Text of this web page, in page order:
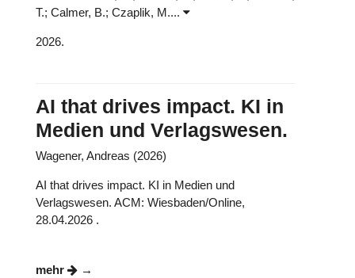
T.; Calmer, B.; Czaplik, M....
2026.
AI that drives impact. KI in
Medien und Verlagswesen.
Wagener, Andreas (2026)
AI that drives impact. KI in Medien und
Verlagswesen. ACM: Wiesbaden/Online,
28.04.2026 .
mehr